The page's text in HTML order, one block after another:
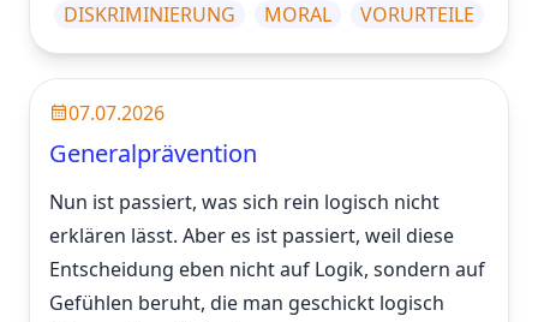
DISKRIMINIERUNG
MORAL VORURTEILE
07.07.2026
Generalprävention
Nun ist passiert, was sich rein logisch nicht
erklären lässt. Aber es ist passiert, weil diese
Entscheidung eben nicht auf Logik, sondern auf
Gefühlen beruht, die man geschickt logisch